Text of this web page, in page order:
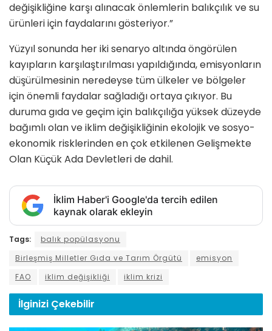
değişikliğine karşı alınacak önlemlerin balıkçılık ve su
ürünleri için faydalarını gösteriyor.”
Yüzyıl sonunda her iki senaryo altında öngörülen
kayıpların karşılaştırılması yapıldığında, emisyonların
düşürülmesinin neredeyse tüm ülkeler ve bölgeler
için önemli faydalar sağladığı ortaya çıkıyor. Bu
duruma gıda ve geçim için balıkçılığa yüksek düzeyde
bağımlı olan ve iklim değişikliğinin ekolojik ve sosyo-
ekonomik risklerinden en çok etkilenen Gelişmekte
Olan Küçük Ada Devletleri de dahil.
İklim Haber'i Google'da tercih edilen
kaynak olarak ekleyin
Tags:
balık popülasyonu
Birleşmiş Milletler Gıda ve Tarım Örgütü
emisyon
FAO
iklim değişikliği iklim krizi
İlginizi Çekebilir